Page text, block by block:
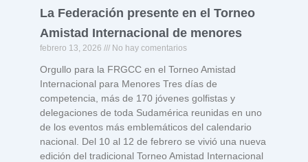
La Federación presente en el Torneo
Amistad Internacional de menores
febrero 13, 2026 No hay comentarios
Orgullo para la FRGCC en el Torneo Amistad
Internacional para Menores Tres días de
competencia, más de 170 jóvenes golfistas y
delegaciones de toda Sudamérica reunidas en uno
de los eventos más emblemáticos del calendario
nacional. Del 10 al 12 de febrero se vivió una nueva
edición del tradicional Torneo Amistad Internacional